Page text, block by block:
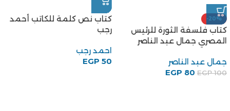
-20%
كتاب فلسفة الثورة للرئيس
المصري جمال عبد الناصر
جمال عبد الناصر
EGP100
EGP 80
كتاب نص كلمة للكاتب أحمد
رجب
احمد رجب
EGP 50